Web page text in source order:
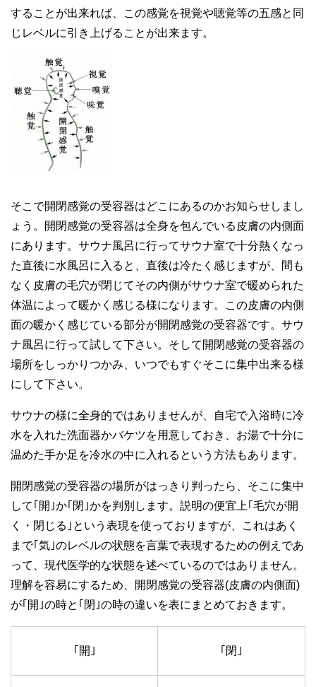
することが出来れば、この感覚を視覚や聴覚等の五感と同
じレベルに引き上げることが出来ます。
そこで開閉感覚の受容器はどこにあるのかお知らせしまし
ょう。開閉感覚の受容器は全身を包んでいる皮膚の内側面
にあります。サウナ風呂に行ってサウナ室で十分熱くなっ
た直後に水風呂に入ると、直後は冷たく感じますが、間も
なく皮膚の毛穴が閉じてその内側がサウナ室で暖められた
体温によって暖かく感じる様になります。この皮膚の内側
面の暖かく感じている部分が開閉感覚の受容器です。サウ
ナ風呂に行って試して下さい。そして開閉感覚の受容器の
場所をしっかりつかみ、いつでもすぐそこに集中出来る様
にして下さい。
サウナの様に全身的ではありませんが、自宅で入浴時に冷
水を入れた洗面器かバケツを用意しておき、お湯で十分に
温めた手か足を冷水の中に入れるという方法もあります。
開閉感覚の受容器の場所がはっきり判ったら、そこに集中
して｢開｣か｢閉｣かを判別します。説明の便宜上｢毛穴が開
く・閉じる｣という表現を使っておりますが、これはあく
まで｢気｣のレベルの状態を言葉で表現するための例えであ
って、現代医学的な状態を述べているのではありません。
理解を容易にするため、開閉感覚の受容器(皮膚の内側面)
が｢開｣の時と｢閉｣の時の違いを表にまとめておきます。
｢開｣ ｢閉｣